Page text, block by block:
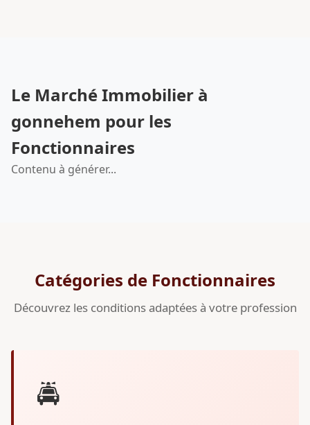
Le Marché Immobilier à
gonnehem pour les
Fonctionnaires
Contenu à générer...
Catégories de Fonctionnaires
Découvrez les conditions adaptées à votre profession
🚔